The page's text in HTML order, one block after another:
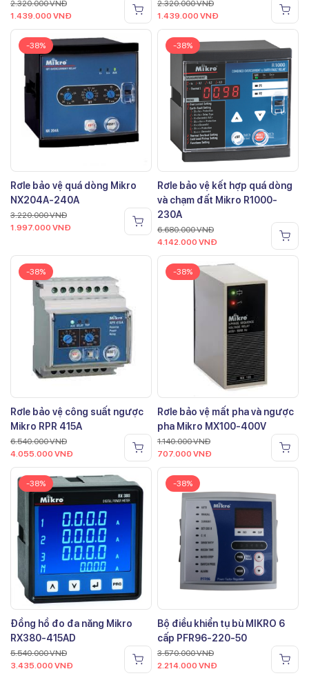
2.320.000VNĐ
1.439.000 VNĐ
2.320.000VNĐ
1.439.000 VNĐ
-38%
Rơle bảo vệ quá dòng Mikro
NX204A-240A
3.220.000VNĐ
1.997.000 VNĐ
-38%
Rơle bảo vệ kết hợp quá dòng
và chạm đất Mikro R1000-
230A
6.680.000VNĐ
4.142.000 VNĐ
-38%
Rơle bảo vệ công suất ngược
Mikro RPR 415A
6.540.000VNĐ
4.055.000 VNĐ
-38%
Rơle bảo vệ mất pha và ngược
pha Mikro MX100-400V
1.140.000VNĐ
707.000 VNĐ
-38%
Đồng hồ đo đa năng Mikro
RX380-415AD
5.540.000VNĐ
3.435.000 VNĐ
-38%
Bộ điều khiển tụ bù MIKRO 6
cấp PFR96-220-50
3.570.000VNĐ
2.214.000 VNĐ